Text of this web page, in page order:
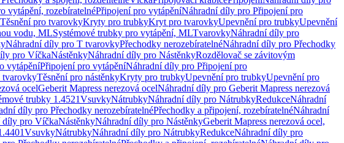
vytápění, rozebíratelnéPřipojení pro vytápěníNáhradní díly pro Připojení pro
Těsnění pro tvarovkyKryty pro trubkyKryt pro tvarovkyUpevnění pro trubkyUpevnění
vodu, MLSystémové trubky pro vytápění, MLTvarovkyNáhradní díly pro
Náhradní díly pro T tvarovkyPřechodky nerozebíratelnéNáhradní díly pro Přechodky
pro VíčkaNástěnkyNáhradní díly pro NástěnkyRozdělovač se závitovým
vytápěníPřipojení pro vytápěníNáhradní díly pro Připojení pro
tvarovkyTěsnění pro nástěnkyKryty pro trubkyUpevnění pro trubkyUpevnění pro
ocelGeberit Mapress nerezová ocelNáhradní díly pro Geberit Mapress nerezová
trubky 1.4521VsuvkyNátrubkyNáhradní díly pro NátrubkyRedukceNáhradní
díly pro Přechodky nerozebíratelnéPřechodky a připojení, rozebíratelnéNáhradní
díly pro VíčkaNástěnkyNáhradní díly pro NástěnkyGeberit Mapress nerezová ocel,
VsuvkyNátrubkyNáhradní díly pro NátrubkyRedukceNáhradní díly pro